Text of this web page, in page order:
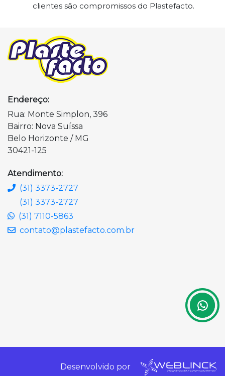
clientes são compromissos do Plastefacto.
Endereço:
Rua: Monte Simplon, 396
Bairro: Nova Suíssa
Belo Horizonte / MG
30421-125
Atendimento:
(31) 3373-2727
(31) 3373-2727
(31) 7110-5863
contato@plastefacto.com.br
Desenvolvido por .